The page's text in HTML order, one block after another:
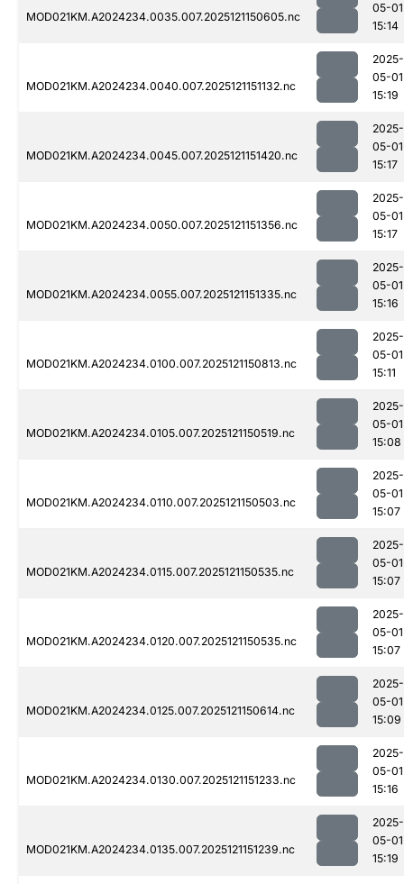
MOD021KM.A2024234.0035.007.2025121150605.nc
05-01
15:14
MOD021KM.A2024234.0040.007.2025121151132.nc
2025-
05-01
15:19
MOD021KM.A2024234.0045.007.2025121151420.nc
2025-
05-01
15:17
MOD021KM.A2024234.0050.007.2025121151356.nc
2025-
05-01
15:17
MOD021KM.A2024234.0055.007.2025121151335.nc
2025-
05-01
15:16
MOD021KM.A2024234.0100.007.2025121150813.nc
2025-
05-01
15:11
MOD021KM.A2024234.0105.007.2025121150519.nc
2025-
05-01
15:08
MOD021KM.A2024234.0110.007.2025121150503.nc
2025-
05-01
15:07
MOD021KM.A2024234.0115.007.2025121150535.nc
2025-
05-01
15:07
MOD021KM.A2024234.0120.007.2025121150535.nc
2025-
05-01
15:07
MOD021KM.A2024234.0125.007.2025121150614.nc
2025-
05-01
15:09
MOD021KM.A2024234.0130.007.2025121151233.nc
2025-
05-01
15:16
MOD021KM.A2024234.0135.007.2025121151239.nc
2025-
05-01
15:19